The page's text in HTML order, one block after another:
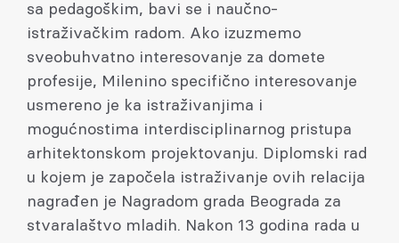
sa pedagoškim, bavi se i naučno-
istraživačkim radom. Ako izuzmemo
sveobuhvatno interesovanje za domete
profesije, Milenino specifično interesovanje
usmereno je ka istraživanjima i
mogućnostima interdisciplinarnog pristupa
arhitektonskom projektovanju. Diplomski rad
u kojem je započela istraživanje ovih relacija
nagrađen je Nagradom grada Beograda za
stvaralaštvo mladih. Nakon 13 godina rada u